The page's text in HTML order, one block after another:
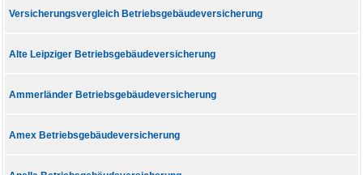
Versicherungsvergleich Betriebsgebäudeversicherung
Alte Leipziger Betriebsgebäudeversicherung
Ammerländer Betriebsgebäudeversicherung
Amex Betriebsgebäudeversicherung